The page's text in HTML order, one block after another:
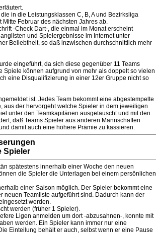
in die Leistungsklassen C, B, A und Bezirksliga
Februar des nächsten Jahres ab.
-Check Dart-, die einmal im Monat erscheint
und Spielergebnisse im Internet unter
Beliebtheit, so daß inzwischen durchschnittlich mehr
eingeführt, da sich diese gegenüber 11 Teams
Spiele können aufgrund von mehr als doppelt so vielen
eine Disqualifizierung in einer 12er Gruppe nicht so
ist. Jedes Team bekommt eine abgestempelte
aus der hervorgeht welche Spieler in dem jeweiligen
unter den Teamkapitänen ausgetauscht und mit den
daß Teams Spieler aus anderen Mannschaften
damit auch eine höhere Prämie zu kassieren.
Spieler
spätestens innerhalb einer Woche den neuen
die Spieler die Unterlagen bei einem persönlichen
einer Saison möglich. Der Spieler bekommt eine
Teamliste aufgeführt sind. Dadurch kann der
werden.
werden (früher 1 Spieler).
Ligen anmelden um dort -abzusahnen-, konnte mit
werden. Ein Spieler kann immer nur eine
Einteilung behält er auch, selbst wenn er eine Pause